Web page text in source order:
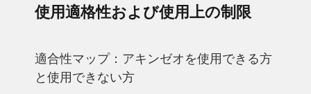
使用適格性および使用上の制限
適合性マップ：アキンゼオを使用できる方
と使用できない方